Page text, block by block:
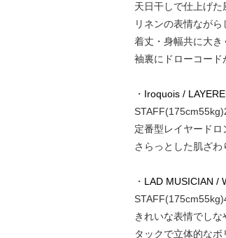
天日干しで仕上げた
リネンの表情ながら
着丈・身幅共に大き
袖裏にドローコード
・ Iroquois /
定番型レイヤードロ
さらっとした肌ざわ
・ LAD MUSICIAN /
きれいな表情でし
タックで立体的な